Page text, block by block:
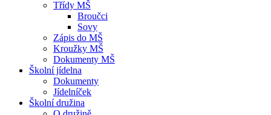
Třídy MŠ
Broučci
Sovy
Zápis do MŠ
Kroužky MŠ
Dokumenty MŠ
Školní jídelna
Dokumenty
Jídelníček
Školní družina